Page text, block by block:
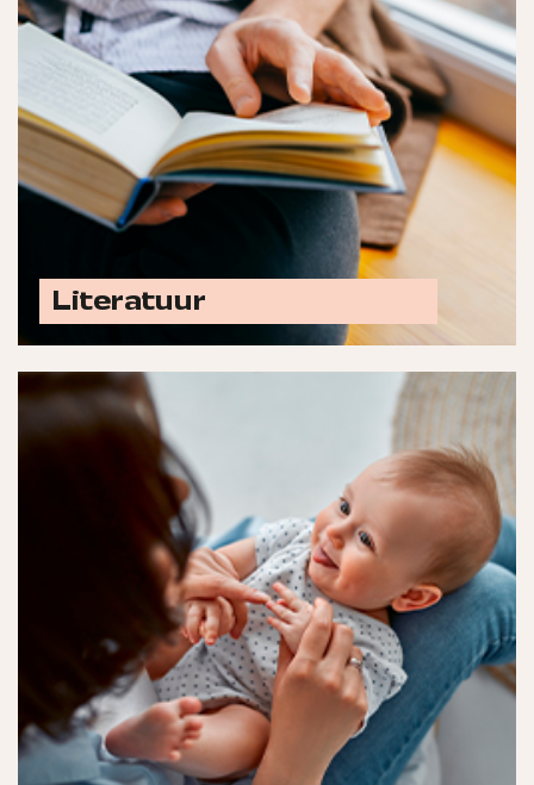
LiteratuurOntdek alle literatuur opties
Laat jouw merk schitteren met advertenties in
titels zoals Fabulous Mama, &C Babyspecial,
Damespraatjes.nl, Kidseropuit.nl, Kek Mama,
Babystraatje.nl, Ouders.nl, Vriendin en meer!